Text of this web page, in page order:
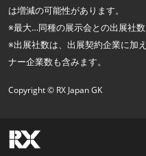
は増減の可能性があります。
※最大…同種の展示会との出展社数
※出展社数は、出展契約企業に加
ナー企業数も含みます。
Copyright © RX Japan GK